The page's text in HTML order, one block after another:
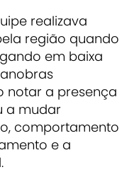
realizava
região quando
em baixa
notar a presença
a mudar
comportamento
e a